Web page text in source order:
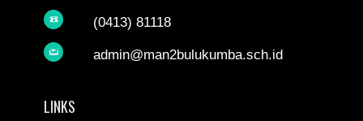
(0413) 81118
admin@man2bulukumba.sch.id
LINKS